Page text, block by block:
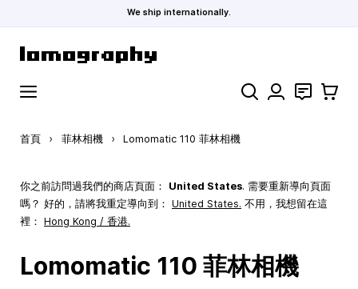
We ship internationally.
搜索 聯絡 購物車
首頁 › 菲林相機 › Lomomatic 110 菲林相機
你之前訪問過我們的商店頁面： United States. 需要重新導向頁面
嗎？ 好的，請將我重定導向到： United States. 不用，我想留在這
裡： Hong Kong / 香港.
Lomomatic 110 菲林相機